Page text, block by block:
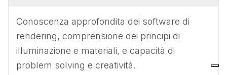
Conoscenza approfondita dei software di
rendering, comprensione dei principi di
illuminazione e materiali, e capacità di
problem solving e creatività.